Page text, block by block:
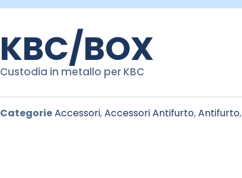
KBC/BOX
Custodia in metallo per KBC
CategorieAccessori,Accessori Antifurto,Antifurto,